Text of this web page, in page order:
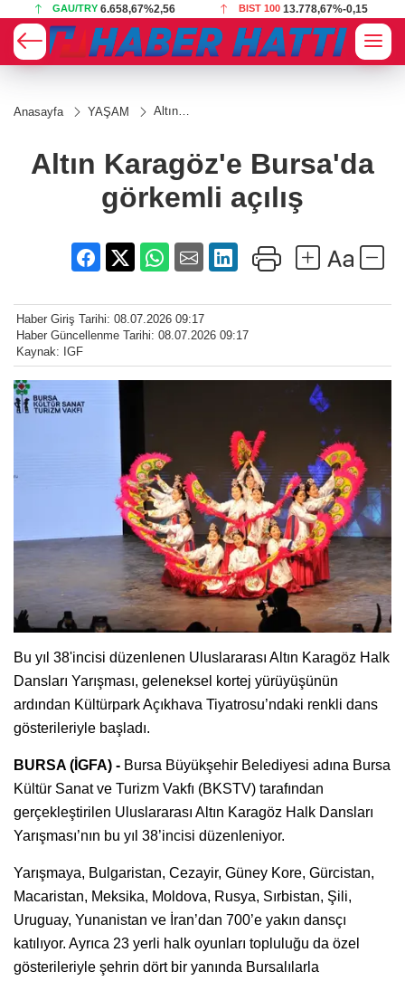
BIST 100 13.778,67%-0,15 USD 47,6991%0,17
Anasayfa YAŞAM
Altın
görkemli
açılış
Altın Karagöz'e Bursa'da
görkemli açılış
Haber Giriş Tarihi: 08.07.2026 09:17
Haber Güncellenme Tarihi: 08.07.2026 09:17
Kaynak: IGF
Bu yıl 38'incisi düzenlenen Uluslararası Altın Karagöz Halk
Dansları Yarışması, geleneksel kortej yürüyüşünün
ardından Kültürpark Açıkhava Tiyatrosu’ndaki renkli dans
gösterileriyle başladı.
BURSA (İGFA) - Bursa Büyükşehir Belediyesi adına Bursa
Kültür Sanat ve Turizm Vakfı (BKSTV) tarafından
gerçekleştirilen Uluslararası Altın Karagöz Halk Dansları
Yarışması’nın bu yıl 38’incisi düzenleniyor.
Yarışmaya, Bulgaristan, Cezayir, Güney Kore, Gürcistan,
Macaristan, Meksika, Moldova, Rusya, Sırbistan, Şili,
Uruguay, Yunanistan ve İran’dan 700’e yakın dansçı
katılıyor. Ayrıca 23 yerli halk oyunları topluluğu da özel
gösterileriyle şehrin dört bir yanında Bursalılarla